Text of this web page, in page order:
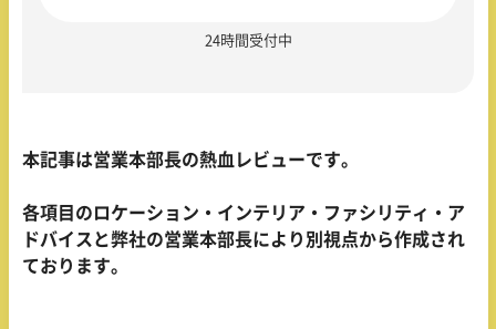
24時間受付中
本記事は営業本部長の熱血レビューです。
各項目のロケーション・インテリア・ファシリティ・ア
ドバイスと弊社の営業本部長により別視点から作成され
ております。